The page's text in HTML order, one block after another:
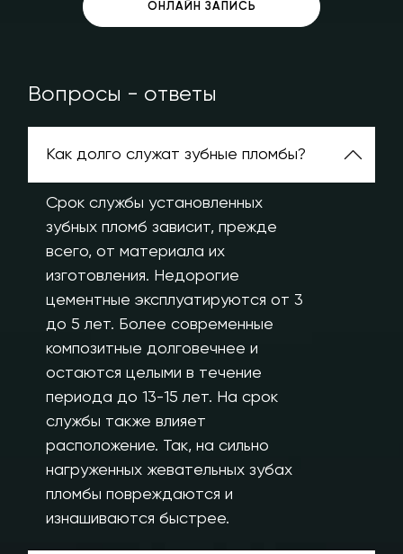
ОНЛАЙН ЗАПИСЬ
Вопросы - ответы
Как долго служат зубные пломбы?
Срок службы установленных
зубных пломб зависит, прежде
всего, от материала их
изготовления. Недорогие
цементные эксплуатируются от 3
до 5 лет. Более современные
композитные долговечнее и
остаются целыми в течение
периода до 13-15 лет. На срок
службы также влияет
расположение. Так, на сильно
нагруженных жевательных зубах
пломбы повреждаются и
изнашиваются быстрее.